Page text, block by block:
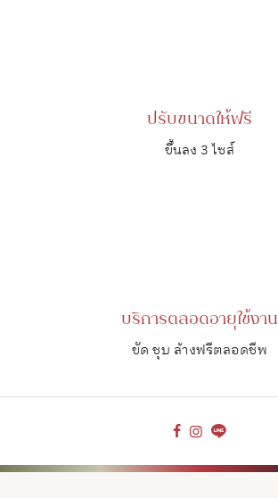
ปรับขนาดให้ฟรี
ขึ้นลง 3 ไซส์
บริการตลอดอายุใช้งาน
ขัด ชุบ ล้างฟรีตลอดชีพ